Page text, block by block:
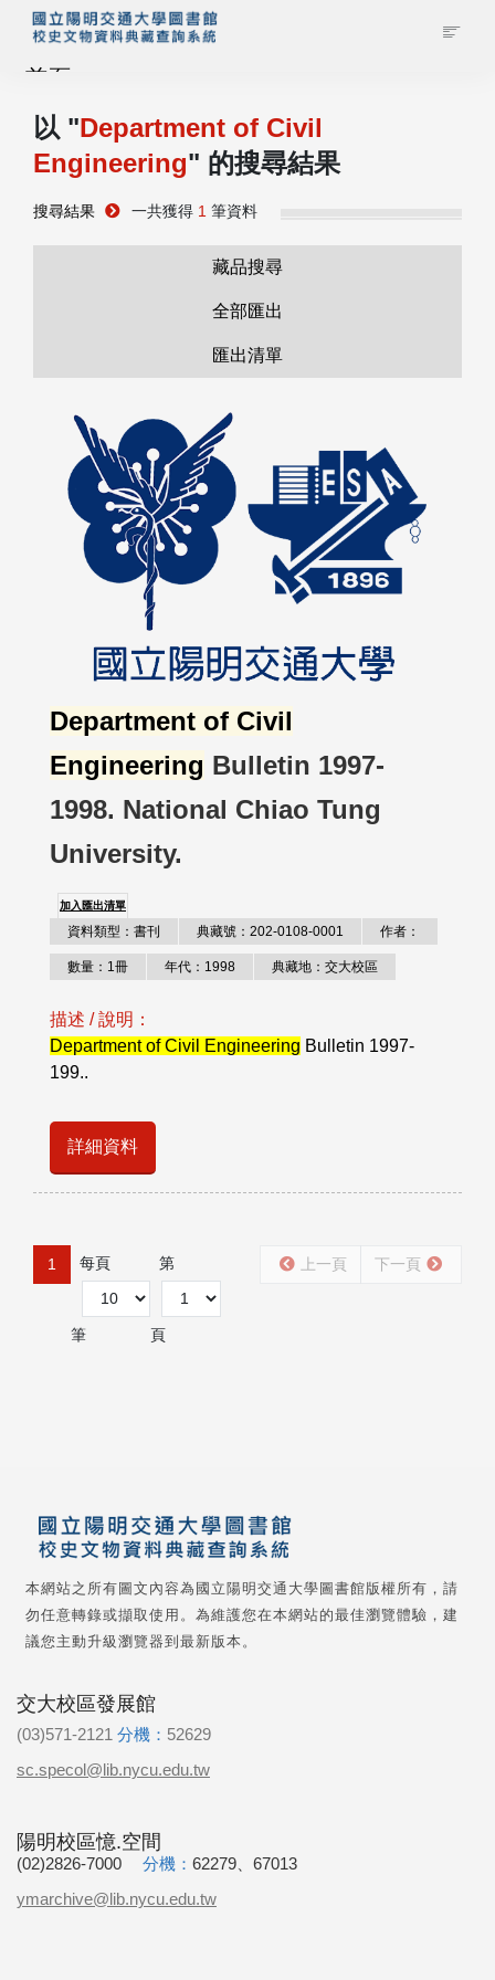
首頁
藏品查詢
校史館簡介
管理者登入
以 "Department of Civil
Engineering" 的搜尋結果
搜尋結果 一共獲得 1 筆資料
藏品搜尋
全部匯出
匯出清單
Department of Civil
Engineering Bulletin 1997-
1998. National Chiao Tung
University.
加入匯出清單
資料類型：書刊 典藏號：202-0108-0001 作者：
數量：1冊 年代：1998 典藏地：交大校區
描述 / 說明：
Department of Civil Engineering Bulletin 1997-
199..
詳細資料
1 每頁
筆
第
頁
上一頁 下一頁
本網站之所有圖文內容為國立陽明交通大學圖書館版權所有，請
勿任意轉錄或擷取使用。為維護您在本網站的最佳瀏覽體驗，建
議您主動升級瀏覽器到最新版本。
交大校區發展館
(03)571-2121 分機： 52629
sc.specol@lib.nycu.edu.tw
陽明校區憶.空間
(02)2826-7000 分機： 62279、67013
ymarchive@lib.nycu.edu.tw